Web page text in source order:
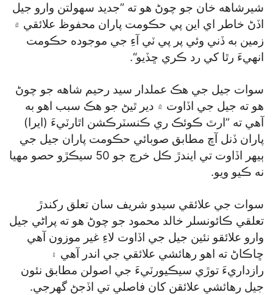
شيرشاهه خان جو چوڻ هو ته ”جديد سهولتن وارو جيل
اڏڻ خاطر اي اين پي حڪومت پاران محفوظ علائقي ۾
زمين به ڏني وئي پر پي ٽي آءِ جي موجوده حڪومت
انهيءَ رٿا کي رد ڪري ڇڏيو“.
سوات جيل جي هڪ عملدار سيد رحيم شاهه جو چوڻ
هو ته جيل جي اڏاوت ۾ دير ٿيڻ جو هڪ سبب اهو به
آهي ته ”ارٿ ڪوئڪ ري ڪنسٽرڪشن اٿارٽيءَ (ايرا)
پاران ڏنل آڇ مطابق صوبائي حڪومت پاران جيل جي
ٻيهر اڏاوت تي ايندڙ ڪل خرچ جو 50 سيڪڙو حصو مهيا
نه ڪيو ويو.
سوات جي علائقي سيدو شريف سان تعلق رکندڙ
تعلقي ڪائونسلر خالد محمود جو چوڻ هو ته پراڻي جيل
وارو علائقو نئين جيل جي اڏاوت لاءِ غير موزون آهي
ڇاڪاڻ ته اهو رهائشي علائقي جي اندر آهي ۽
رازداريءَ توڙي سيڪيورٽيءَ جي اصولن مطابق نئون
جيل رهائشي علائقن کان فاصلي تي اڏجڻ گھرجي.